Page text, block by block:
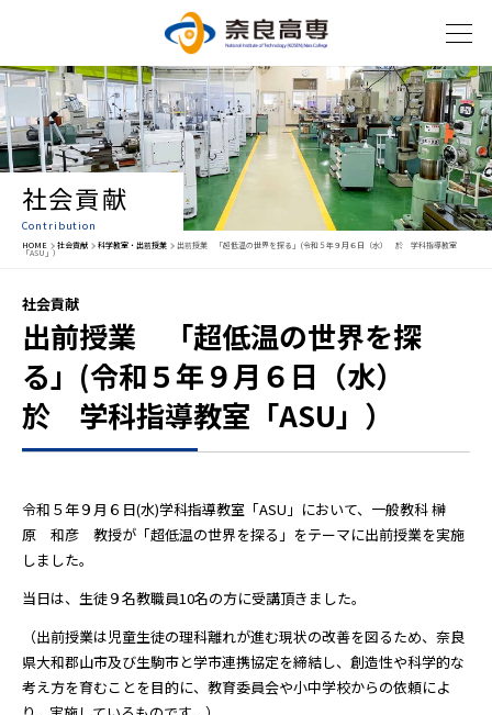
社会貢献
Contribution
HOME 社会貢献 科学教室・出前授業 出前授業 「超低温の世界を探る」(令和５年９月６日（水） 於 学科指導教室
「ASU」）
社会貢献
出前授業 「超低温の世界を探
る」(令和５年９月６日（水）
於 学科指導教室「ASU」）
令和５年９月６日(水)学科指導教室「ASU」において、一般教科 榊
原 和彦 教授が「超低温の世界を探る」をテーマに出前授業を実施
しました。
当日は、生徒９名教職員10名の方に受講頂きました。
（出前授業は児童生徒の理科離れが進む現状の改善を図るため、奈良
県大和郡山市及び生駒市と学市連携協定を締結し、創造性や科学的な
考え方を育むことを目的に、教育委員会や小中学校からの依頼によ